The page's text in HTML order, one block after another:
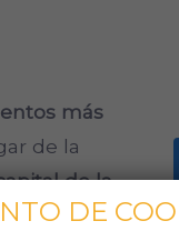
más
de la
de la
DE